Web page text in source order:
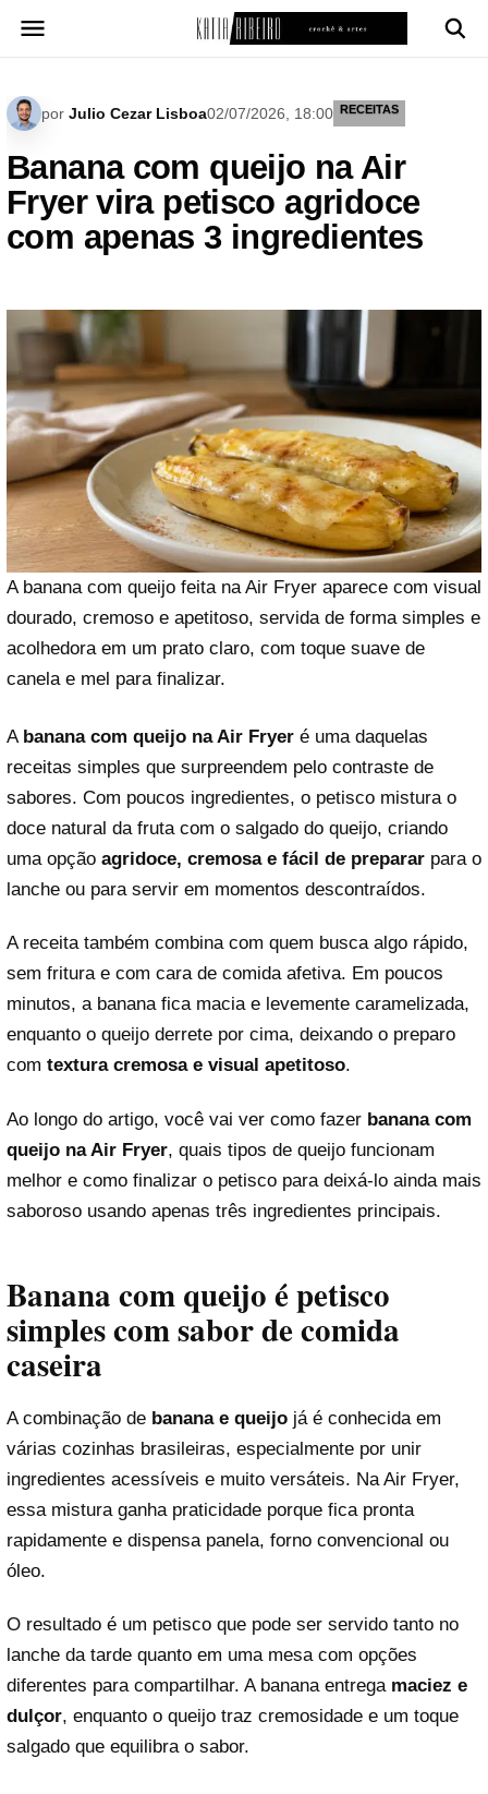
para
por Julio Cezar Lisboa02/07/2026, 18:00 RECEITAS
Banana com queijo na Air
Fryer vira petisco agridoce
com apenas 3 ingredientes
A banana com queijo feita na Air Fryer aparece com visual
dourado, cremoso e apetitoso, servida de forma simples e
acolhedora em um prato claro, com toque suave de
canela e mel para finalizar.
A banana com queijo na Air Fryer é uma daquelas
receitas simples que surpreendem pelo contraste de
sabores. Com poucos ingredientes, o petisco mistura o
doce natural da fruta com o salgado do queijo, criando
uma opção agridoce, cremosa e fácil de preparar para o
lanche ou para servir em momentos descontraídos.
A receita também combina com quem busca algo rápido,
sem fritura e com cara de comida afetiva. Em poucos
minutos, a banana fica macia e levemente caramelizada,
enquanto o queijo derrete por cima, deixando o preparo
com textura cremosa e visual apetitoso.
Ao longo do artigo, você vai ver como fazer banana com
queijo na Air Fryer, quais tipos de queijo funcionam
melhor e como finalizar o petisco para deixá-lo ainda mais
saboroso usando apenas três ingredientes principais.
Banana com queijo é petisco
simples com sabor de comida
caseira
A combinação de banana e queijo já é conhecida em
várias cozinhas brasileiras, especialmente por unir
ingredientes acessíveis e muito versáteis. Na Air Fryer,
essa mistura ganha praticidade porque fica pronta
rapidamente e dispensa panela, forno convencional ou
óleo.
O resultado é um petisco que pode ser servido tanto no
lanche da tarde quanto em uma mesa com opções
diferentes para compartilhar. A banana entrega maciez e
dulçor, enquanto o queijo traz cremosidade e um toque
salgado que equilibra o sabor.